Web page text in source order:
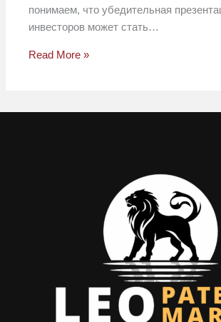
понимаем, что убедительная
инвесторов может стать…
Read More »